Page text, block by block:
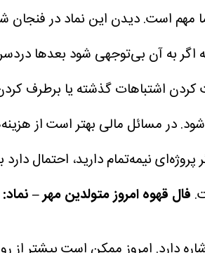
است. دیدن این نماد در فنجان
به آن بی‌توجهی شود بعدها
اشتباهات گذشته یا برطرف
در مسائل مالی بهتر است از
نیمه‌تمام دارید، احتمال
فال قهوه امروز متولدین مهر – نماد: